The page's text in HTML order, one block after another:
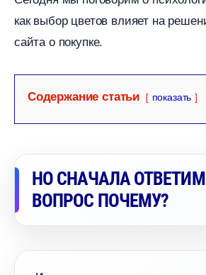
как выбор цветов влияет на
сайта о покупке.
Содержание статьи показать
НО СНАЧАЛА
ОПРОС ПОЧЕМУ?